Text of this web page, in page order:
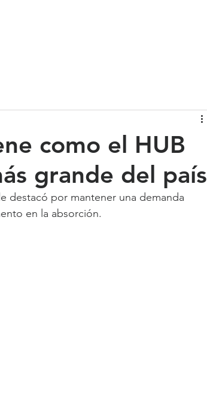
como el HUB
grande del país
destacó por mantener una demanda
en la absorción.